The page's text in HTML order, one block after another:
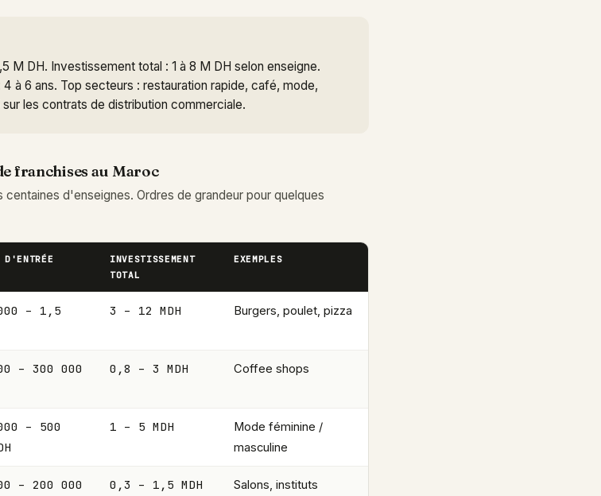
M DH. Investissement total : 1 à 8 M DH selon enseigne.
à 6 ans. Top secteurs : restauration rapide, café, mode,
les contrats de distribution commerciale.
franchises au Maroc
d'enseignes. Ordres de grandeur pour quelques
D'ENTRÉE
INVESTISSEMENT
TOTAL
EXEMPLES
– 1,5
3 – 12 MDH Burgers, poulet, pizza
– 300 000
0,8 – 3 MDH Coffee shops
– 500
1 – 5 MDH
Mode féminine /
masculine
– 200 000
0,3 – 1,5 MDH Salons, instituts